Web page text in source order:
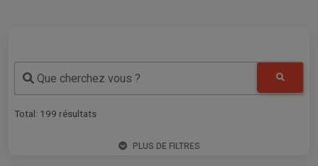
Que cherchez vous ?
Total: 199 résultats
PLUS DE FILTRES